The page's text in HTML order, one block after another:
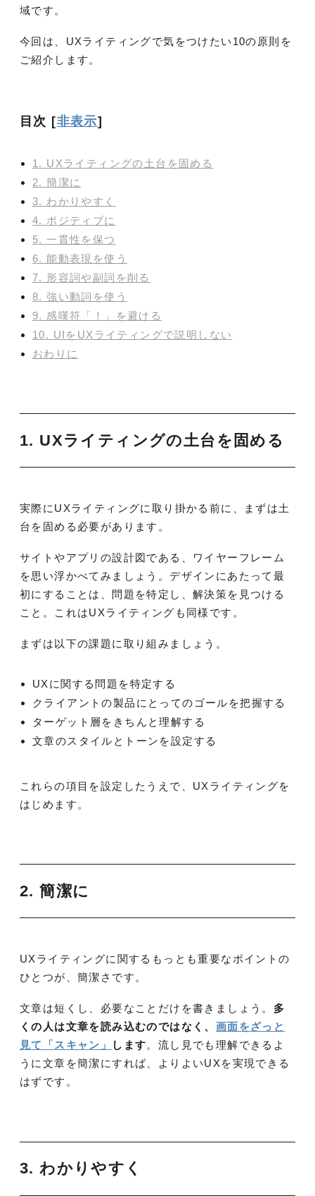
域です。
今回は、UXライティングで気をつけたい10の原則を
ご紹介します。
目次 [非表示]
1. UXライティングの土台を固める
2. 簡潔に
3. わかりやすく
4. ポジティブに
5. 一貫性を保つ
6. 能動表現を使う
7. 形容詞や副詞を削る
8. 強い動詞を使う
9. 感嘆符「！」を避ける
10. UIをUXライティングで説明しない
おわりに
1. UXライティングの土台を固める
実際にUXライティングに取り掛かる前に、まずは土
台を固める必要があります。
サイトやアプリの設計図である、ワイヤーフレーム
を思い浮かべてみましょう。デザインにあたって最
初にすることは、問題を特定し、解決策を見つける
こと。これはUXライティングも同様です。
まずは以下の課題に取り組みましょう。
UXに関する問題を特定する
クライアントの製品にとってのゴールを把握する
ターゲット層をきちんと理解する
文章のスタイルとトーンを設定する
これらの項目を設定したうえで、UXライティングを
はじめます。
2. 簡潔に
UXライティングに関するもっとも重要なポイントの
ひとつが、簡潔さです。
文章は短くし、必要なことだけを書きましょう。 多
くの人は文章を読み込むのではなく、 画面をざっと
見て「スキャン」
します。流し見でも理解できるよ
うに文章を簡潔にすれば、よりよいUXを実現できる
はずです。
3. わかりやすく